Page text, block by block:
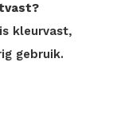
kleurvast,
gebruik.